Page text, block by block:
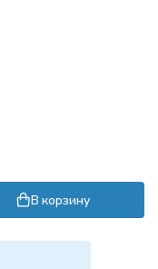
В корзину